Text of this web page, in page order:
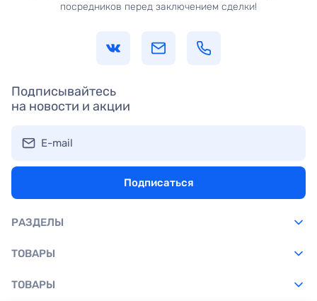
посредников перед заключением сделки!
Подписывайтесь
на новости и акции
E-mail
Подписаться
РАЗДЕЛЫ
ТОВАРЫ
ТОВАРЫ